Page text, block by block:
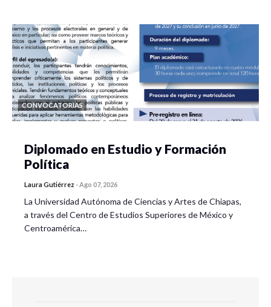
CONVOCATORIAS
Diplomado en Estudio y Formación
Política
Laura Gutiérrez -Ago 07, 2026
La Universidad Autónoma de Ciencias y Artes de Chiapas,
a través del Centro de Estudios Superiores de México y
Centroamérica…